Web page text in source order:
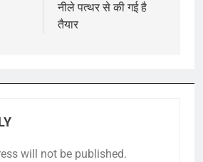
नीले पत्थर से की गई है
तैयार
will not be published.